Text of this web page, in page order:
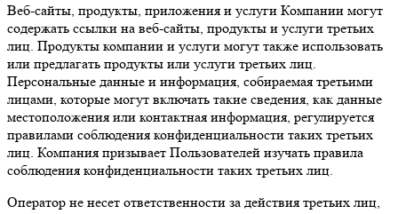
Веб-сайты, продукты, приложения и услуги Компании могут
содержать ссылки на веб-сайты, продукты и услуги третьих
лиц. Продукты компании и услуги могут также использовать
или предлагать продукты или услуги третьих лиц.
Персональные данные и информация, собираемая третьими
лицами, которые могут включать такие сведения, как данные
местоположения или контактная информация, регулируется
правилами соблюдения конфиденциальности таких третьих
лиц. Компания призывает Пользователей изучать правила
соблюдения конфиденциальности таких третьих лиц.
Оператор не несет ответственности за действия третьих лиц,